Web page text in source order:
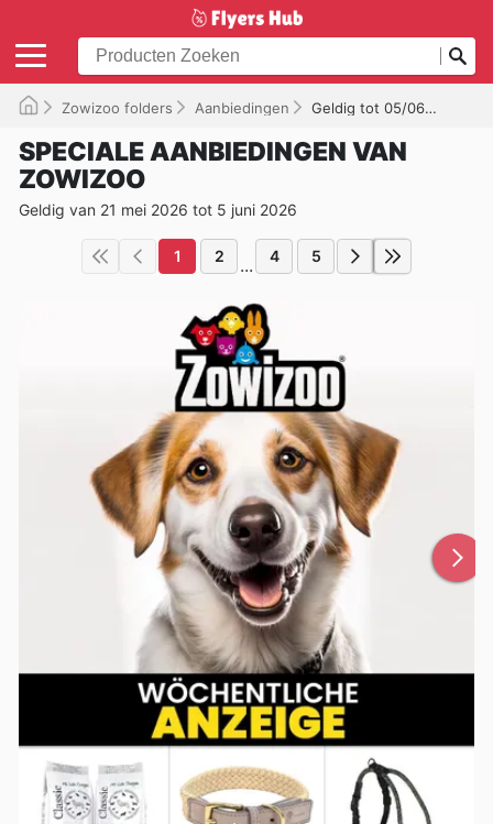
Zowizoo folders Aanbiedingen Geldig tot 05/06/2026
SPECIALE AANBIEDINGEN VAN
ZOWIZOO
Geldig van 21 mei 2026 tot 5 juni 2026
1 2 ... 4 5